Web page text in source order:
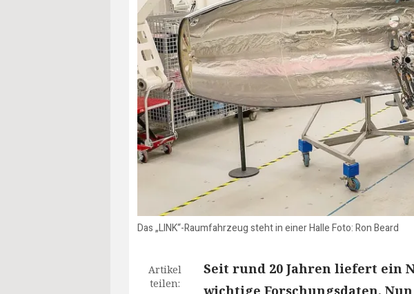
Das „LINK“-Raumfahrzeug steht in einer Halle Foto: Ron Beard
Artikel
teilen:
Seit rund 20 Jahren liefert ein
wichtige Forschungsdaten.